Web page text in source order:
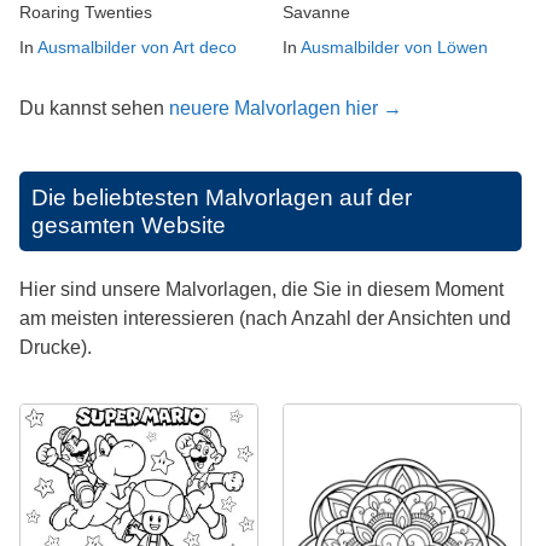
Roaring Twenties
In Ausmalbilder von Art deco
Savanne
In Ausmalbilder von Löwen
Du kannst sehen neuere Malvorlagen hier →
Die beliebtesten Malvorlagen auf der
gesamten Website
Hier sind unsere Malvorlagen, die Sie in diesem Moment
am meisten interessieren (nach Anzahl der Ansichten und
Drucke).